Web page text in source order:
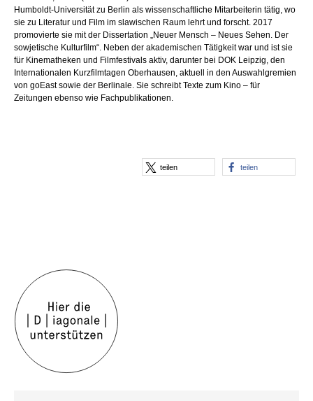
Humboldt-Universität zu Berlin als wissenschaftliche Mitarbeiterin tätig, wo
sie zu Literatur und Film im slawischen Raum lehrt und forscht. 2017
promovierte sie mit der Dissertation „Neuer Mensch – Neues Sehen. Der
sowjetische Kulturfilm“. Neben der akademischen Tätigkeit war und ist sie
für Kinematheken und Filmfestivals aktiv, darunter bei DOK Leipzig, den
Internationalen Kurzfilmtagen Oberhausen, aktuell in den Auswahlgremien
von goEast sowie der Berlinale. Sie schreibt Texte zum Kino – für
Zeitungen ebenso wie Fachpublikationen.
teilen teilen